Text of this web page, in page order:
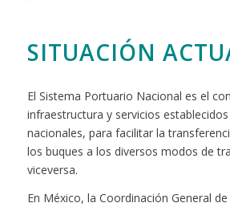
SITUACIÓN
El Sistema Portuario Nacional es el
infraestructura y servicios
nacionales, para facilitar la
los buques a los diversos modos de
viceversa.
En México, la Coordinación General